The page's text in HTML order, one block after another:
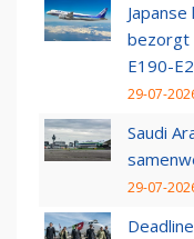
bezorgt
E190-E2
29-07-
Saudi
29-07-